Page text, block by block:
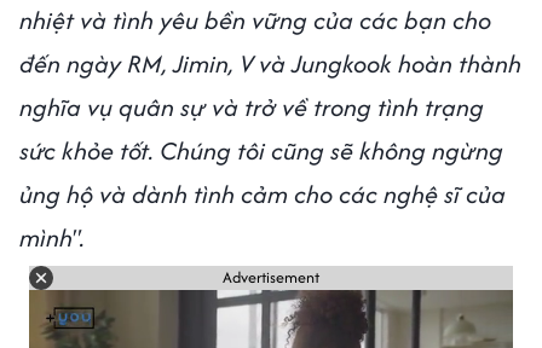
nhiệt và tình yêu bền vững của các bạn cho
đến ngày RM, Jimin, V và Jungkook hoàn thành
nghĩa vụ quân sự và trở về trong tình trạng
sức khỏe tốt. Chúng tôi cũng sẽ không ngừng
ủng hộ và dành tình cảm cho các nghệ sĩ của
mình".
Advertisement